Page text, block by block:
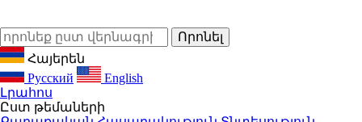
Հայերեն
Русский
English
Լրահոս
Ըստ թեմաների